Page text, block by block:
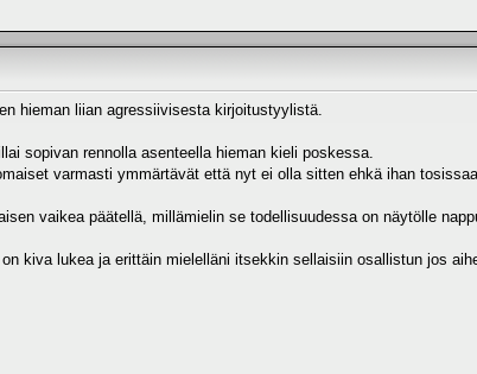
hieman liian agressiivisesta kirjoitustyylistä.
sopivan rennolla asenteella hieman kieli poskessa.
varmasti ymmärtävät että nyt ei olla sitten ehkä ihan
vaikea päätellä, millämielin se todellisuudessa on näytölle
kiva lukea ja erittäin mielelläni itsekkin sellaisiin osallistun jos